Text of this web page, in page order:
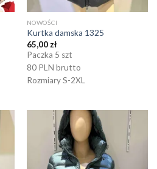
NOWOŚCI
Kurtka damska 1325
65,00 zł
Paczka 5 szt
80 PLN brutto
Rozmiary S-2XL